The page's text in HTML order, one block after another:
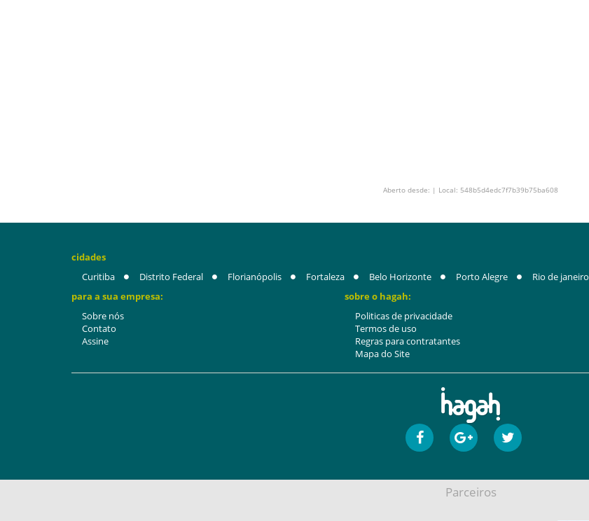
Aberto desde: | Local: 548b5d4edc7f7b39b75ba608
cidades
Curitiba
Distrito Federal Florianópolis Fortaleza Belo Horizonte Porto Alegre Rio de janeiro
para a sua empresa:
Sobre nós
Contato
Assine
sobre o hagah:
Politicas de privacidade
Termos de uso
Regras para contratantes
Mapa do Site
Parceiros